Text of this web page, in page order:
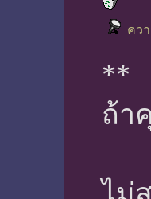
คว
**
ถ้า